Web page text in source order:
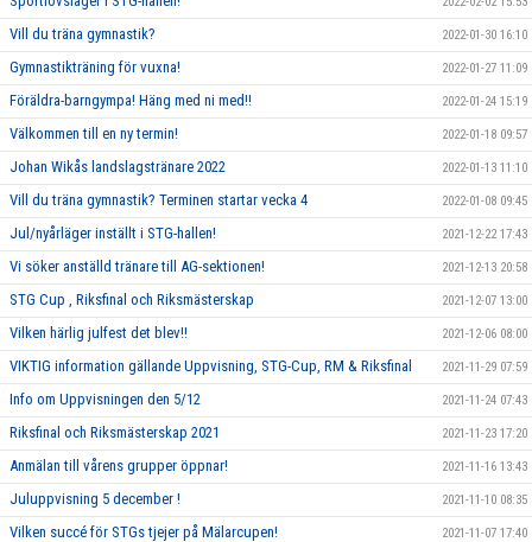
Vill du träna gymnastik? 2022-01-30 16:10
Gymnastikträning för vuxna! 2022-01-27 11:09
Föräldra-barngympa! Häng med ni med!! 2022-01-24 15:19
Välkommen till en ny termin! 2022-01-18 09:57
Johan Wikås landslagstränare 2022 2022-01-13 11:10
Vill du träna gymnastik? Terminen startar vecka 4 2022-01-08 09:45
Jul/nyårläger inställt i STG-hallen! 2021-12-22 17:43
Vi söker anställd tränare till AG-sektionen! 2021-12-13 20:58
STG Cup , Riksfinal och Riksmästerskap 2021-12-07 13:00
Vilken härlig julfest det blev!! 2021-12-06 08:00
VIKTIG information gällande Uppvisning, STG-Cup, RM & Riksfinal 2021-11-29 07:59
Info om Uppvisningen den 5/12 2021-11-24 07:43
Riksfinal och Riksmästerskap 2021 2021-11-23 17:20
Anmälan till vårens grupper öppnar! 2021-11-16 13:43
Juluppvisning 5 december ! 2021-11-10 08:35
Vilken succé för STGs tjejer på Mälarcupen! 2021-11-07 17:40